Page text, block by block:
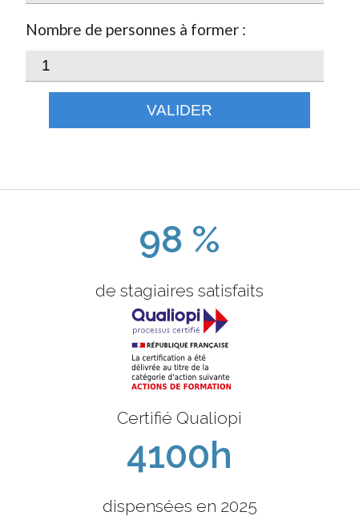
Nombre de personnes à former :
VALIDER
98 %
de stagiaires satisfaits
Certifié Qualiopi
4100h
dispensées en 2025